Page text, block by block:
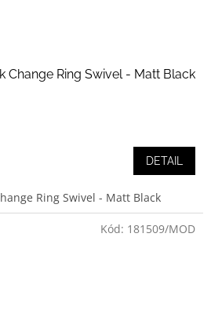
Change Ring Swivel - Matt Black
DETAIL
Ring Swivel - Matt Black
Kód: 181509/MOD